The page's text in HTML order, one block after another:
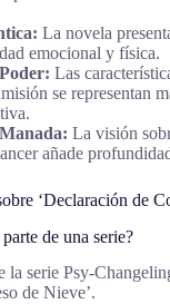
La novela
emocional y física.
Las
se representan
La visión
añade
‘Declaración de
de una serie?
la serie Psy-
de Nieve’.